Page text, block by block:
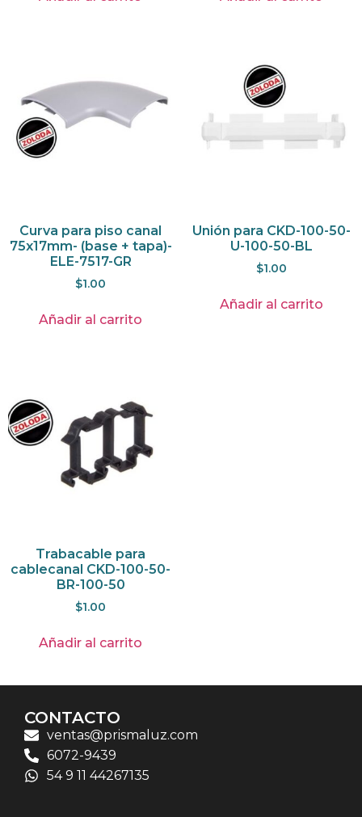
Curva para piso canal
75x17mm- (base + tapa)-
ELE-7517-GR
$1.00
Añadir al carrito
Unión para CKD-100-50-
U-100-50-BL
$1.00
Añadir al carrito
Trabacable para
cablecanal CKD-100-50-
BR-100-50
$1.00
Añadir al carrito
CONTACTO
ventas@prismaluz.com
6072-9439
54 9 11 44267135